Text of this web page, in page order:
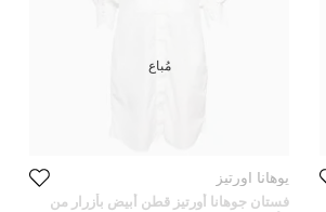
يوهانا اورتيز
فستان جوهانا أورتيز قطن أبيض بأزرار من
مُباع